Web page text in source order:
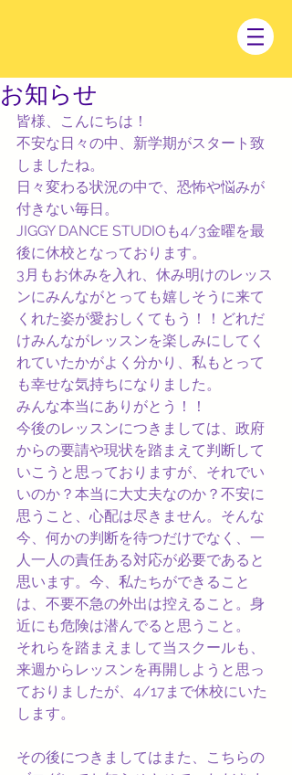
お知らせ
皆様、こんにちは！
不安な日々の中、新学期がスタート致
しましたね。
日々変わる状況の中で、恐怖や悩みが
付きない毎日。
JIGGY DANCE STUDIOも4/3金曜を最
後に休校となっております。
3月もお休みを入れ、休み明けのレッス
ンにみんながとっても嬉しそうに来て
くれた姿が愛おしくてもう！！どれだ
けみんながレッスンを楽しみにしてく
れていたかがよく分かり、私もとって
も幸せな気持ちになりました。
みんな本当にありがとう！！
今後のレッスンにつきましては、政府
からの要請や現状を踏まえて判断して
いこうと思っておりますが、それでい
いのか？本当に大丈夫なのか？不安に
思うこと、心配は尽きません。そんな
今、何かの判断を待つだけでなく、一
人一人の責任ある対応が必要であると
思います。今、私たちができること
は、不要不急の外出は控えること。身
近にも危険は潜んでると思うこと。
それらを踏まえまして当スクールも、
来週からレッスンを再開しようと思っ
ておりましたが、4/17まで休校にいた
します。
その後につきましてはまた、こちらの